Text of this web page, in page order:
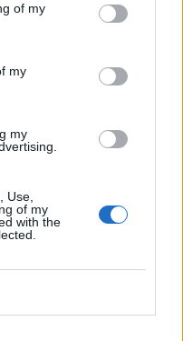
of my
my
my
Use,
of my
with the
majd el kell
–